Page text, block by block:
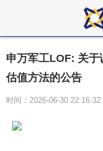
申万军工LOF: 关
估值方法的公告
时间：2026-06-30